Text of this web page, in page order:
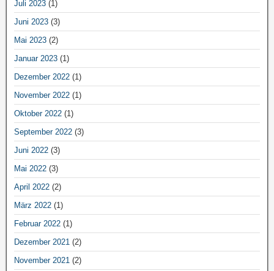
Juli 2023 (1)
Juni 2023 (3)
Mai 2023 (2)
Januar 2023 (1)
Dezember 2022 (1)
November 2022 (1)
Oktober 2022 (1)
September 2022 (3)
Juni 2022 (3)
Mai 2022 (3)
April 2022 (2)
März 2022 (1)
Februar 2022 (1)
Dezember 2021 (2)
November 2021 (2)